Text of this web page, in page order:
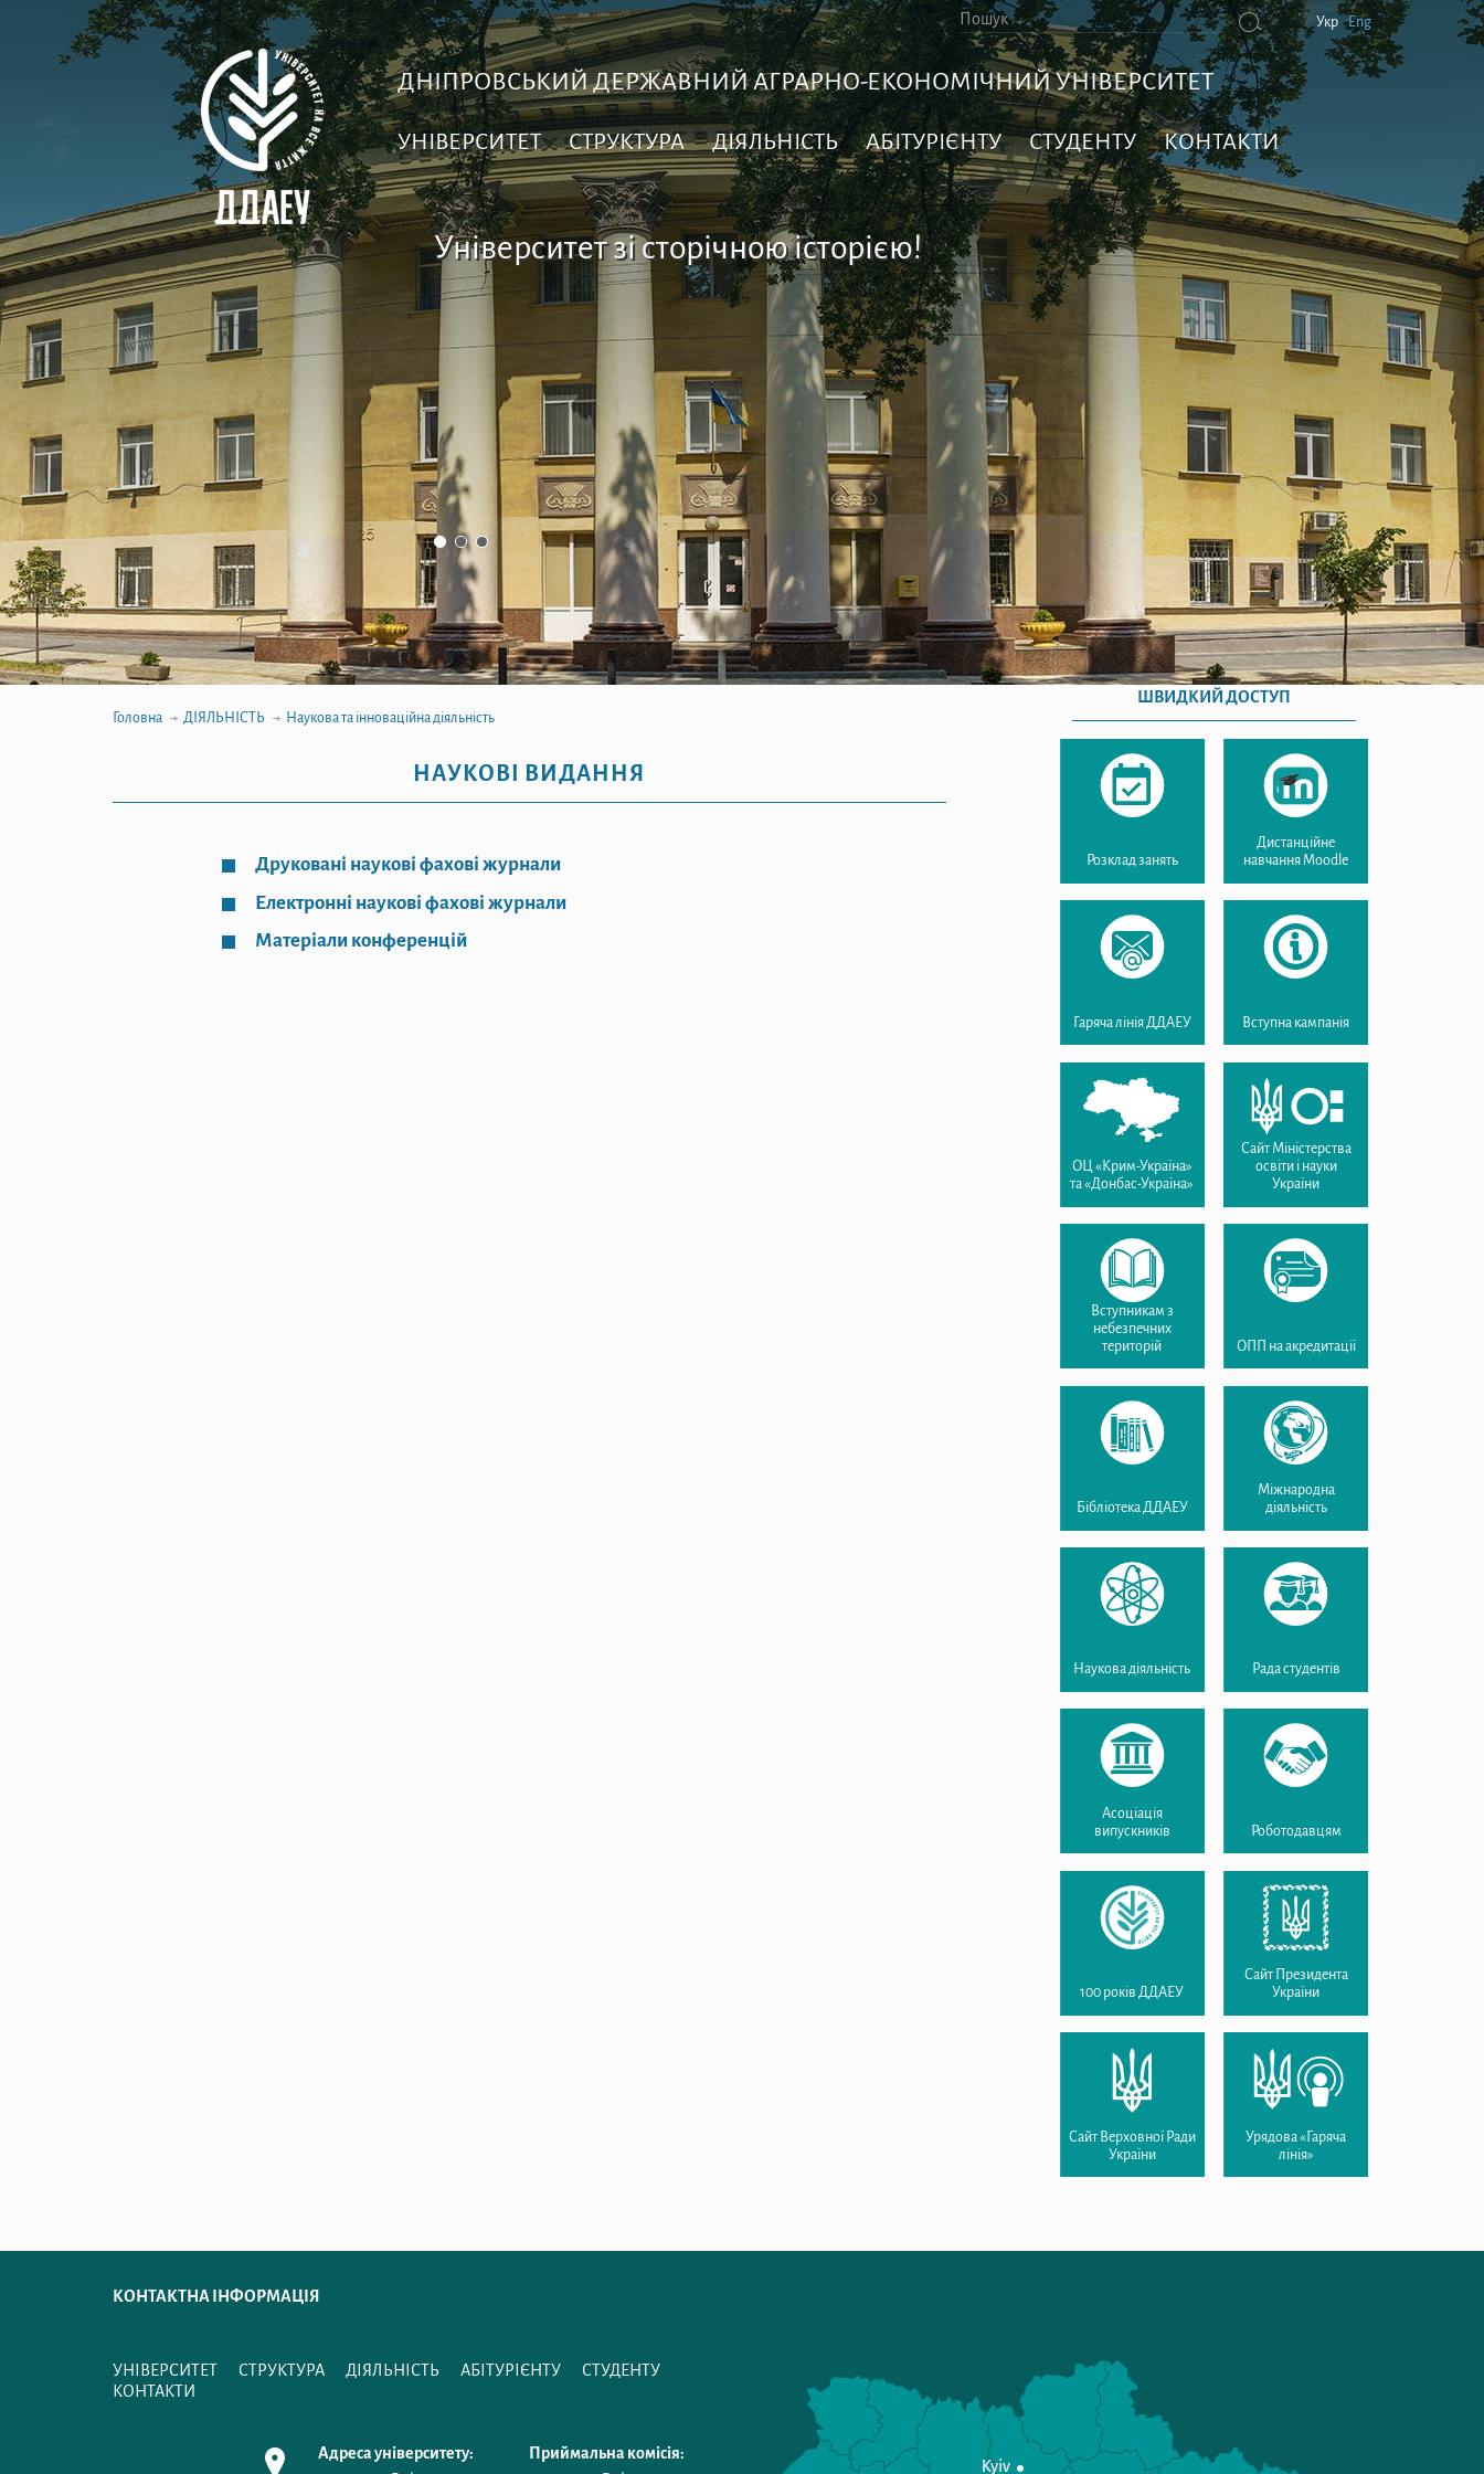
Укр Eng
ДНІПРОВСЬКИЙ ДЕРЖАВНИЙ АГРАРНО-ЕКОНОМІЧНИЙ УНІВЕРСИТЕТ
УНІВЕРСИТЕТ СТРУКТУРА ДІЯЛЬНІСТЬ АБІТУРІЄНТУ СТУДЕНТУ КОНТАКТИ
Університет зі сторічною історією!
Головна ДІЯЛЬНІСТЬ Наукова та інноваційна діяльність
НАУКОВІ ВИДАННЯ
Друковані наукові фахові журнали
Електронні наукові фахові журнали
Матеріали конференцій
ШВИДКИЙ ДОСТУП
Розклад занять
Дистанційне
навчання Moodle
Гаряча лінія ДДАЕУ Вступна кампанія
ОЦ «Крим-Україна»
та «Донбас-Україна»
Сайт Міністерства
освіти і науки
України
Вступникам з
небезпечних
територій
ОПП на акредитації
Бібліотека ДДАЕУ
Міжнародна
діяльність
Наукова діяльність Рада студентів
Асоціація
випускників
Роботодавцям
100 років ДДАЕУ
Сайт Президента
України
Сайт Верховної Ради
України
Урядова «Гаряча
лінія»
КОНТАКТНА ІНФОРМАЦІЯ
УНІВЕРСИТЕТ СТРУКТУРА ДІЯЛЬНІСТЬ АБІТУРІЄНТУ
СТУДЕНТУ
КОНТАКТИ
Адреса університету:
Приймальна комісія: